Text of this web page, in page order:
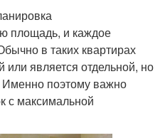
площадь, и каждое
в таких квартирах
или является отдельной, но
Именно поэтому важно
с максимальной